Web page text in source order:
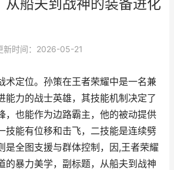
从船夫到战神的装备进化
新时间：2026-05-21
术定位。孙策在王者荣耀中是一名兼
能力的战士英雄，其技能机制决定了
，也能作为边路霸主，他的被动提供
技能有位移和击飞，二技能是连续劈
是全图支援与群体控制，因,王者荣耀
的暴力美学，副标题，从船夫到战神